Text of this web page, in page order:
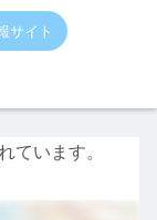
サイト
ています。